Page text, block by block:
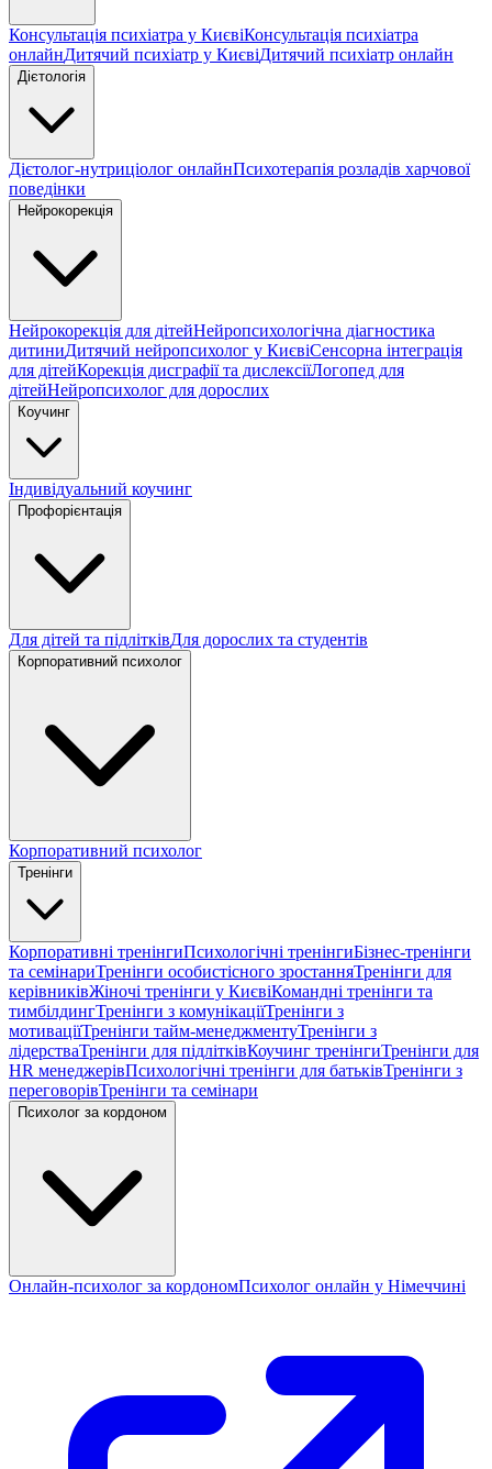
Консультація психіатра у КиєвіКонсультація психіатра
онлайнДитячий психіатр у КиєвіДитячий психіатр онлайн
Дієтологія
Дієтолог-нутриціолог онлайнПсихотерапія розладів харчової
поведінки
Нейрокорекція
Нейрокорекція для дітейНейропсихологічна діагностика
дитиниДитячий нейропсихолог у КиєвіСенсорна інтеграція
для дітейКорекція дисграфії та дислексіїЛогопед для
дітейНейропсихолог для дорослих
Коучинг
Індивідуальний коучинг
Профорієнтація
Для дітей та підлітківДля дорослих та студентів
Корпоративний психолог
Корпоративний психолог
Тренінги
Корпоративні тренінгиПсихологічні тренінгиБізнес-тренінги
та семінариТренінги особистісного зростанняТренінги для
керівниківЖіночі тренінги у КиєвіКомандні тренінги та
тимбілдингТренінги з комунікаціїТренінги з
мотиваціїТренінги тайм-менеджментуТренінги з
лідерстваТренінги для підлітківКоучинг тренінгиТренінги для
HR менеджерівПсихологічні тренінги для батьківТренінги з
переговорівТренінги та семінари
Психолог за кордоном
Онлайн-психолог за кордономПсихолог онлайн у Німеччині